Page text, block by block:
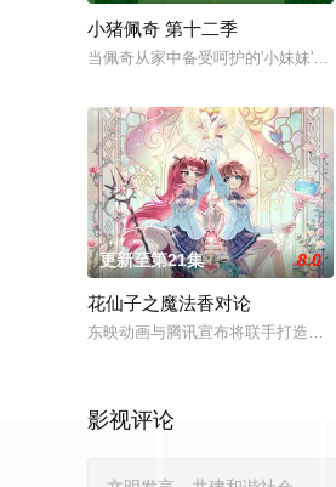
小猪佩奇 第十二季
当佩奇从家中备受呵护的'小妹妹'
更新至第21集 8.0
花仙子之魔法香对论
东映动画与腾讯宣布将联手打造『
影视评论